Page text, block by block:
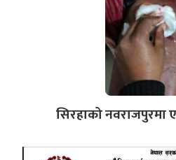
सिरहाको नवराजपुरमा